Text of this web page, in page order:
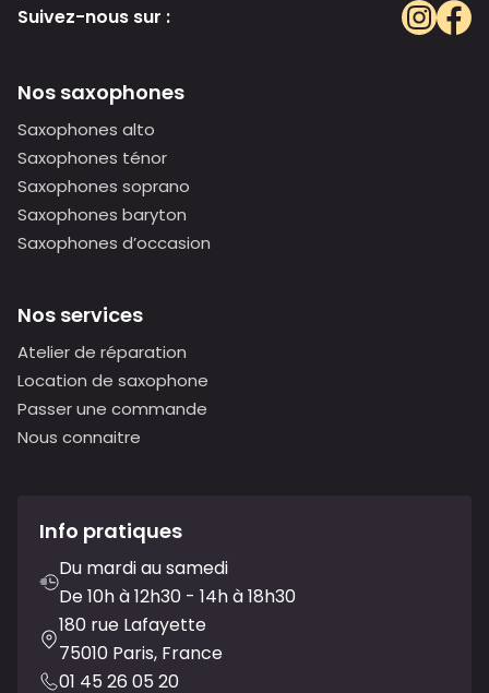
Suivez-nous sur :
Nos saxophones
Saxophones alto
Saxophones ténor
Saxophones soprano
Saxophones baryton
Saxophones d’occasion
Nos services
Atelier de réparation
Location de saxophone
Passer une commande
Nous connaitre
Info pratiques
Du mardi au samedi
De 10h à 12h30 - 14h à 18h30
180 rue Lafayette
75010 Paris, France
01 45 26 05 20